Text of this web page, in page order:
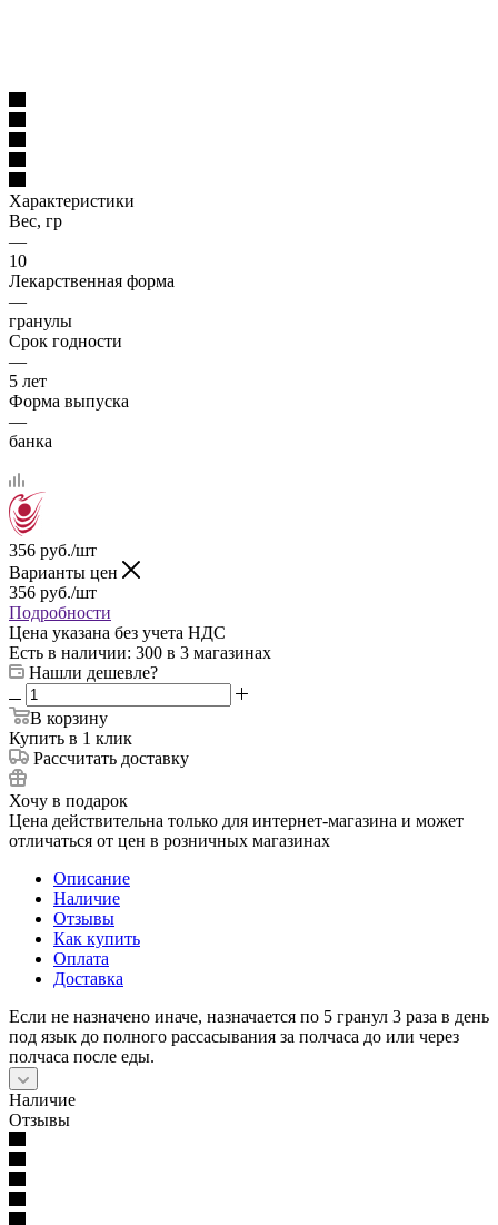
Характеристики
Вес, гр
—
10
Лекарственная форма
—
гранулы
Срок годности
—
5 лет
Форма выпуска
—
банка
356 руб./шт
Варианты цен
356 руб./шт
Подробности
Цена указана без учета НДС
Есть в наличии: 300 в 3 магазинах
Нашли дешевле?
В корзину
Купить в 1 клик
Рассчитать доставку
Хочу в подарок
Цена действительна только для интернет-магазина и может
отличаться от цен в розничных магазинах
Описание
Наличие
Отзывы
Как купить
Оплата
Доставка
Если не назначено иначе, назначается по 5 гранул 3 раза в день
под язык до полного рассасывания за полчаса до или через
полчаса после еды.
Наличие
Отзывы